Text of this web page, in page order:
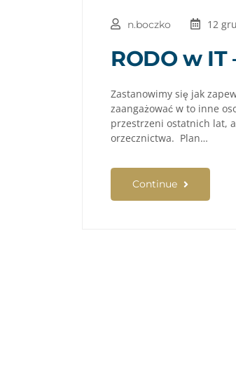
n.boczko 12
RODO w
Zastanowimy się jak
zaangażować w to inne
przestrzeni ostatnich lat,
orzecznictwa. Plan…
Continue